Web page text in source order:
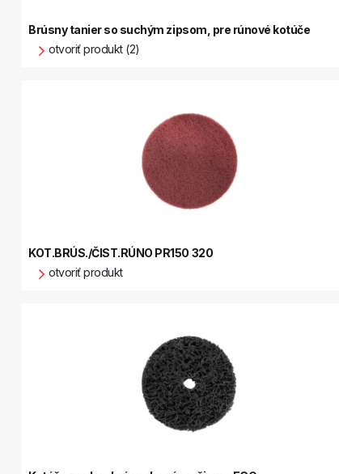
Brúsny tanier so suchým zipsom, pre rúnové kotúče
otvoriť produkt (2)
KOT.BRÚS./ČIST.RÚNO PR150 320
otvoriť produkt